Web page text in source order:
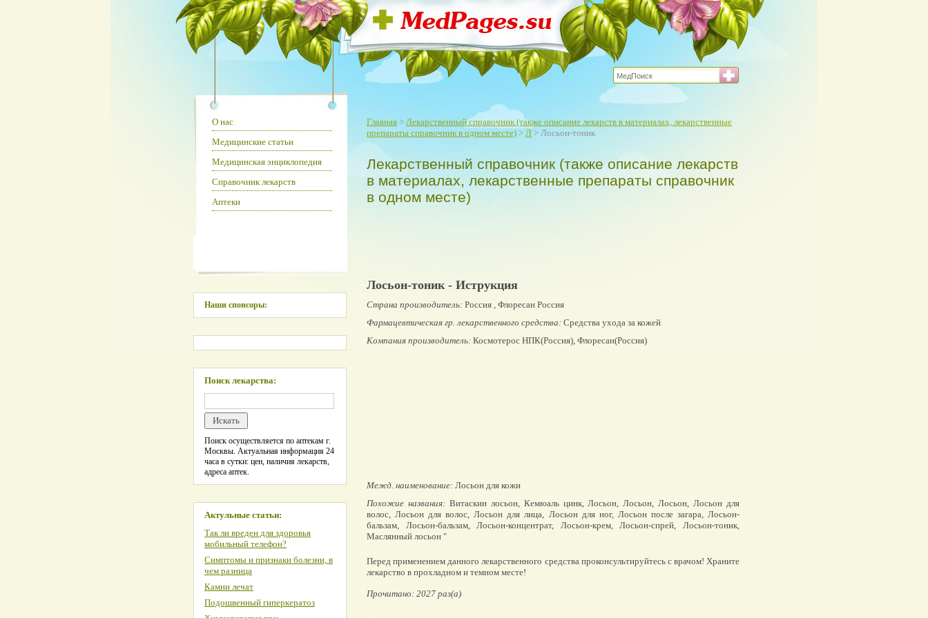
Главная > Лекарственный справочник (также описание лекарств в материалах, лекарственные
препараты справочник в одном месте) > Л > Лосьон-тоник
Лекарственный справочник (также описание лекарств
в материалах, лекарственные препараты справочник
в одном месте)
Лосьон-тоник - Иструкция
Страна производитель: Россия , Флоресан Россия
Фармацевтическая гр. лекарственного средства: Средства ухода за кожей
Компания производитель: Космотерос НПК(Россия), Флоресан(Россия)
Межд. наименование: Лосьон для кожи
Похожие названия:Витаскин лосьон, Кемюаль цинк, Лосьон, Лосьон, Лосьон, Лосьон для
волос, Лосьон для волос, Лосьон для лица, Лосьон для ног, Лосьон после загара, Лосьон-
бальзам, Лосьон-бальзам, Лосьон-концентрат, Лосьон-крем, Лосьон-спрей, Лосьон-тоник,
Маслянный лосьон "
Перед применением данного лекарственного средства проконсультируйтесь с врачом! Храните
лекарство в прохладном и темном месте!
Прочитано: 2027 раз(а)
О нас
Медицинские статьи
Медицинская энциклопедия
Справочник лекарств
Аптеки
Наши спонсоры:
Поиск лекарства:
Поиск осуществляется по аптекам г.
Москвы. Актуальная информация 24
часа в сутки: цен, наличия лекарств,
адреса аптек.
Актульные статьи:
Так ли вреден для здоровья
мобильный телефон?
Симптомы и признаки болезни, в
чем разница
Камни лечат
Подошвенный гиперкератоз